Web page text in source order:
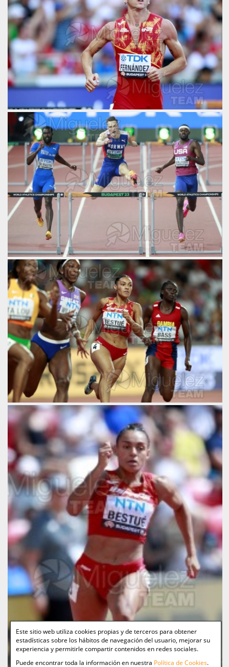
Este sitio web utiliza cookies propias y de terceros para obtener
estadísticas sobre los hábitos de navegación del usuario, mejorar su
experiencia y permitirle compartir contenidos en redes sociales.
Puede encontrar toda la información en nuestra Política de Cookies.